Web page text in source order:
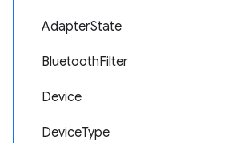
AdapterState
BluetoothFilter
Device
DeviceType